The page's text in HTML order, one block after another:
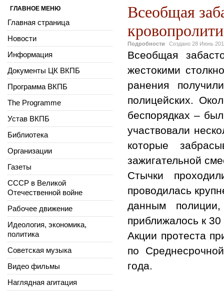
Всеобщая
Подробности Создано 28 Июнь
Всеобщая
жестокими
ранения
полицейских.
беспорядках –
участвовали
которые
зажигательной
Стычки
проводилась
данным
приближалось к
Акции протеста
по
года.
ГЛАВНОЕ МЕНЮ
Главная страница
Новости
Информация
Документы ЦК ВКПБ
Программа ВКПБ
The Programme
Устав ВКПБ
Библиотека
Организации
Газеты
СССР в Великой
Отечественной войне
Рабочее движение
Идеология, экономика,
политика
Советская музыка
Видео фильмы
Наглядная агитация